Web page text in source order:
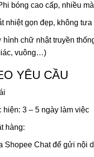
bóng cao cấp, nhiều
nhiệt gọn đẹp, không tưa
hình chữ nhật truyền
vuông…)
YÊU CẦU
3 – 5 ngày làm việc
hàng:
Shopee Chat để gửi nội